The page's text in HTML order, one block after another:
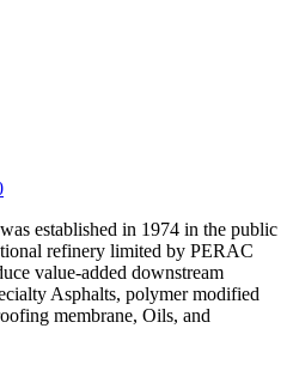
established in 1974 in the public
refinery limited by PERAC
value-added downstream
Asphalts, polymer modified
membrane, Oils, and